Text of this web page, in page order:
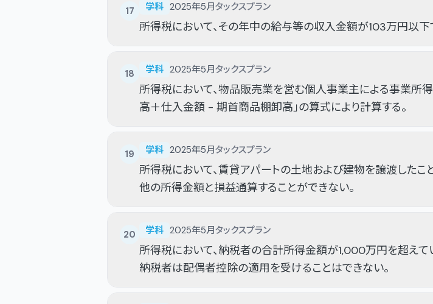
17 学科 2025年5月タックスプラン
所得税において、その年中の給与等の収入金額が103万円以下
18 学科 2025年5月タックスプラン
所得税において、物品販売業を営む個人事業主による事業所
高＋仕入金額 - 期首商品棚卸高」の算式により計算する。
19 学科 2025年5月タックスプラン
所得税において、賃貸アパートの土地および建物を譲渡した
他の所得金額と損益通算することができない。
20 学科 2025年5月タックスプラン
所得税において、納税者の合計所得金額が1,000万円を超えて
納税者は配偶者控除の適用を受けることはできない。